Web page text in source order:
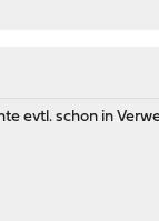
evtl. schon in